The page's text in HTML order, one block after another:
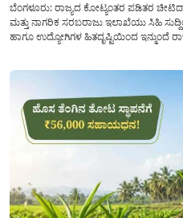
ಬೆಂಗಳೂರು: ರಾಜ್ಯದ ಕೋಟ್ಯಂತರ ಪಡಿತರ
ಮತ್ತು ನಾಗರಿಕ ಸರಬರಾಜು ಇಲಾಖೆಯು ಸಿಹಿ
ಹಾಗೂ ಉದ್ಯೋಗಿಗಳ ಹಿತದೃಷ್ಟಿಯಿಂದ ಇನ್ಮುಂದೆ